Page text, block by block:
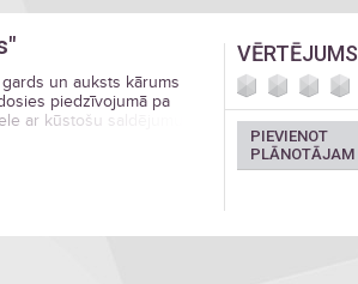
un auksts kārums
piedzīvojumā pa
ar kūstošu saldējumu,
VĒRTĒJUMS
PIEVIENOT
PLĀNOTĀJAM